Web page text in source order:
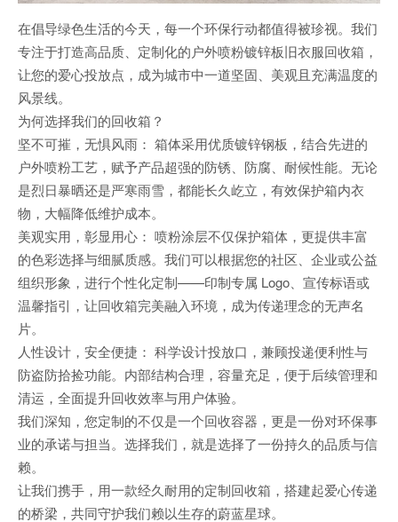
在倡导绿色生活的今天，每一个环保行动都值得被珍视。我们
专注于打造高品质、定制化的户外喷粉镀锌板旧衣服回收箱，
让您的爱心投放点，成为城市中一道坚固、美观且充满温度的
风景线。
为何选择我们的回收箱？
坚不可摧，无惧风雨： 箱体采用优质镀锌钢板，结合先进的
户外喷粉工艺，赋予产品超强的防锈、防腐、耐候性能。无论
是烈日暴晒还是严寒雨雪，都能长久屹立，有效保护箱内衣
物，大幅降低维护成本。
美观实用，彰显用心： 喷粉涂层不仅保护箱体，更提供丰富
的色彩选择与细腻质感。我们可以根据您的社区、企业或公益
组织形象，进行个性化定制——印制专属 Logo、宣传标语或
温馨指引，让回收箱完美融入环境，成为传递理念的无声名
片。
人性设计，安全便捷： 科学设计投放口，兼顾投递便利性与
防盗防拾捡功能。内部结构合理，容量充足，便于后续管理和
清运，全面提升回收效率与用户体验。
我们深知，您定制的不仅是一个回收容器，更是一份对环保事
业的承诺与担当。选择我们，就是选择了一份持久的品质与信
赖。
让我们携手，用一款经久耐用的定制回收箱，搭建起爱心传递
的桥梁，共同守护我们赖以生存的蔚蓝星球。